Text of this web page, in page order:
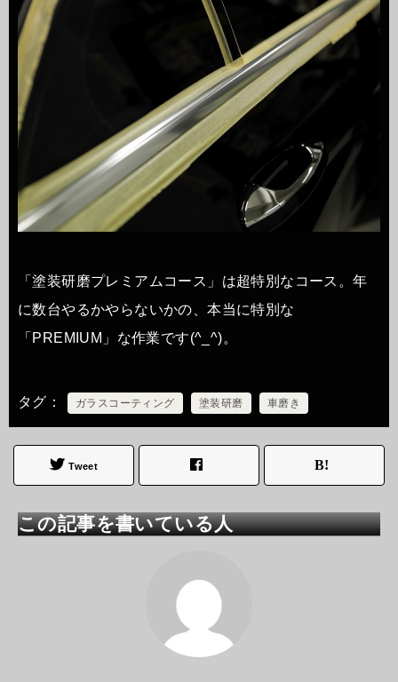
「塗装研磨プレミアムコース」は超特別なコース。年
に数台やるかやらないかの、本当に特別な
「PREMIUM」な作業です(^_^)。
タグ ガラスコーティング 塗装研磨 車磨き
Tweet
この記事を書いている人